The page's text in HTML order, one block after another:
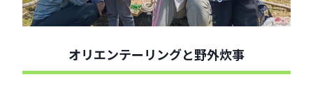
オリエンテーリングと野外炊事